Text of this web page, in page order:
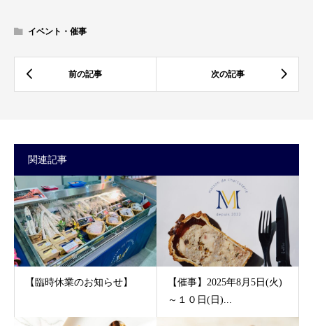
イベント・催事
関連記事
【臨時休業のお知らせ】
【催事】2025年8月5日(火)
～１０日(日)...